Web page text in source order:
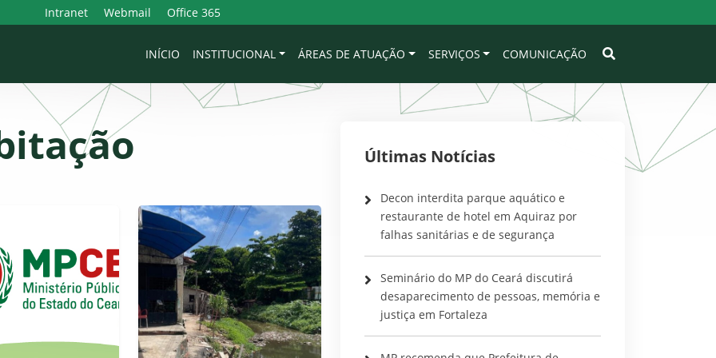
Intranet Webmail Office 365
INÍCIO INSTITUCIONAL ÁREAS DE ATUAÇÃO SERVIÇOS COMUNICAÇÃO
Últimas Notícias
Decon interdita parque aquático e
restaurante de hotel em Aquiraz por
falhas sanitárias e de segurança
Seminário do MP do Ceará discutirá
desaparecimento de pessoas, memória e
justiça em Fortaleza